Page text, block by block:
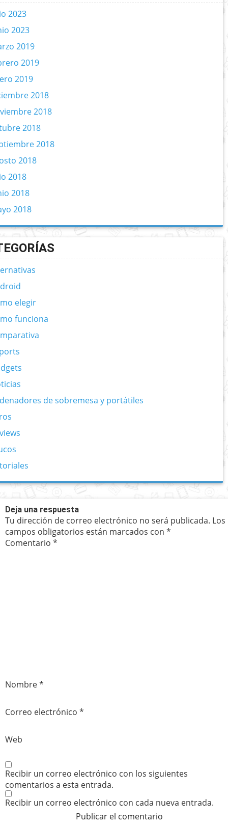
2023
2023
2019
2019
2019
2018
2018
2018
2018
2018
2018
2018
2018
elegir
funciona
de sobremesa y portátiles
Deja una respuesta
Tu dirección de correo electrónico no será publicada. Los
campos obligatorios están marcados con *
Comentario *
Nombre*
Correo electrónico *
Web
Recibir un correo electrónico con los siguientes
comentarios a esta entrada.
Recibir un correo electrónico con cada nueva entrada.